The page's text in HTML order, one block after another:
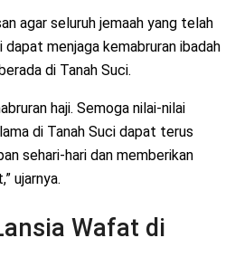
agar seluruh jemaah yang telah
menjaga kemabruran ibadah
di Tanah Suci.
haji. Semoga nilai-nilai
di Tanah Suci dapat terus
sehari-hari dan memberikan
ujarnya.
Wafat di